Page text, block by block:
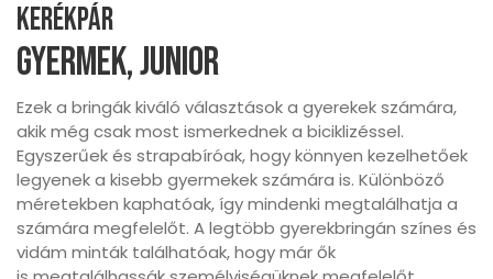
Kerékpár
Gyermek, junior
Ezek a bringák kiváló választások a gyerekek számára,
akik még csak most ismerkednek a biciklizéssel.
Egyszerűek és strapabíróak, hogy könnyen kezelhetőek
legyenek a kisebb gyermekek számára is. Különböző
méretekben kaphatóak, így mindenki megtalálhatja a
számára megfelelőt. A legtöbb gyerekbringán színes és
vidám minták találhatóak, hogy már ők